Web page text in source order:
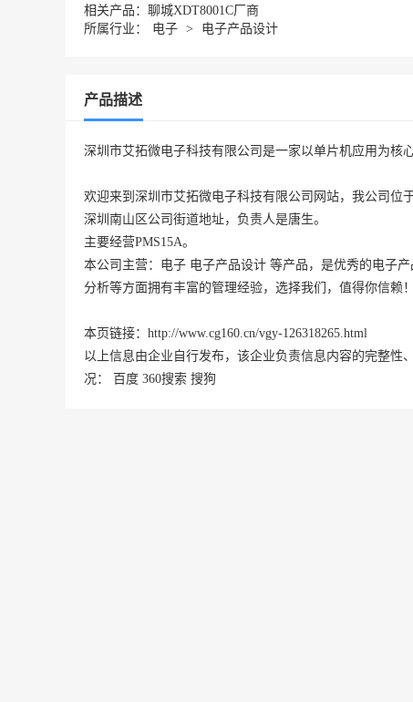
相关产品： 聊城XDT8001C厂商
所属行业：
电子 > 电子产品设计
产品描述
深圳市艾拓微电子科技有限公司是一家以单片机应用为核
欢迎来到深圳市艾拓微电子科技有限公司网站，我公司
深圳 南山区 公司街道地址，负责人是唐生。
主要经营PMS15A。
本公司主营：电子 电子产品设计 等产品，是优秀的电子
分析等方面拥有丰富的管理经验，选择我们，值得你信赖！
本页链接： http://www.cg160.cn/vgy-126318265.html
以上信息由企业自行发布，该企业负责信息内容的完整性
况：
百度 360搜索 搜狗